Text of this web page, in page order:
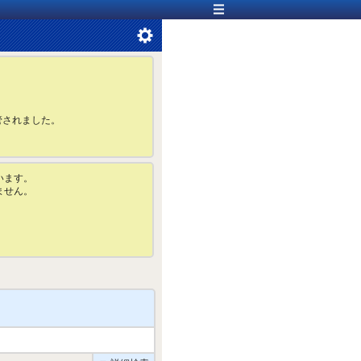
れました。
す。
ん。